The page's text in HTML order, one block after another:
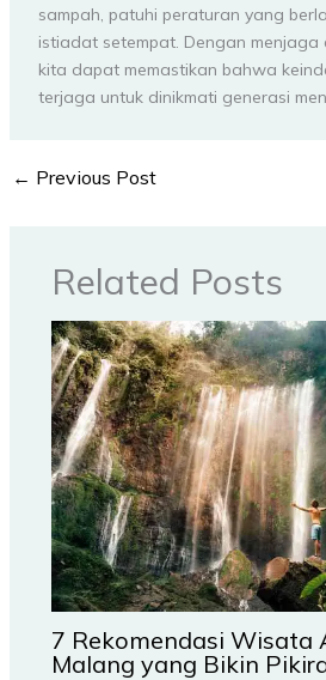
sampah, patuhi peraturan yang
istiadat setempat. Dengan menjaga
kita dapat memastikan bahwa
terjaga untuk dinikmati generasi
← Previous Post
Related Posts
7 Rekomendasi Wisata
Malang yang Bikin